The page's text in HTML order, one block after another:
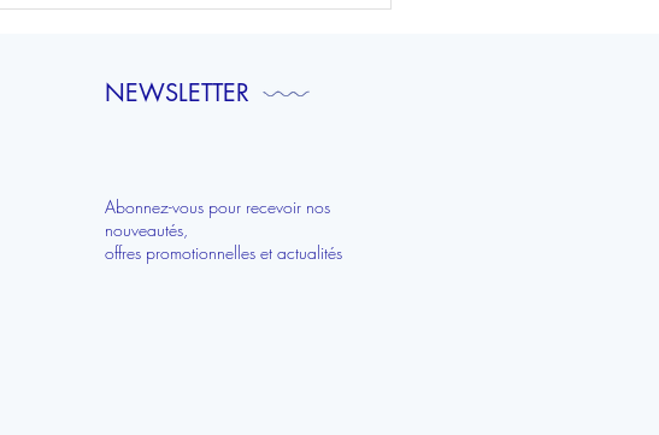
NEWSLETTER
Abonnez-vous pour recevoir nos
nouveautés,
offres promotionnelles et actualités